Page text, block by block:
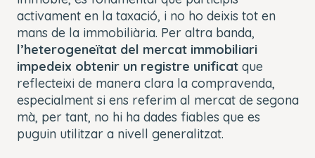
activament en la taxació, i no ho deixis tot en
mans de la immobiliària. Per altra banda,
l’heterogeneïtat del mercat immobiliari
impedeix obtenir un registre unificat que
reflecteixi de manera clara la compravenda,
especialment si ens referim al mercat de segona
mà, per tant, no hi ha dades fiables que es
puguin utilitzar a nivell generalitzat.